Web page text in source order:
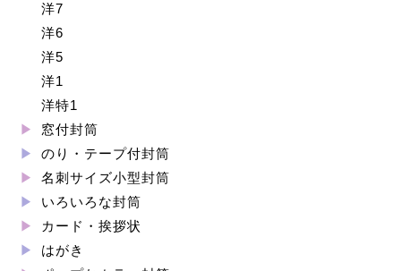
洋7
洋6
洋5
洋1
洋特1
窓付封筒
のり・テープ付封筒
名刺サイズ小型封筒
いろいろな封筒
カード・挨拶状
はがき